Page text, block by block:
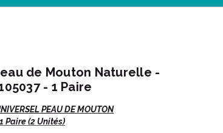
de Mouton Naturelle -
- 1 Paire
PEAU DE MOUTON
Paire (2 Unités)